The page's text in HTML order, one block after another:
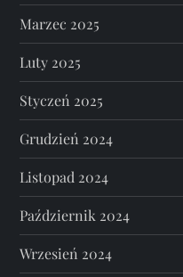
Marzec 2025
Luty 2025
Styczeń 2025
Grudzień 2024
Listopad 2024
Październik 2024
Wrzesień 2024